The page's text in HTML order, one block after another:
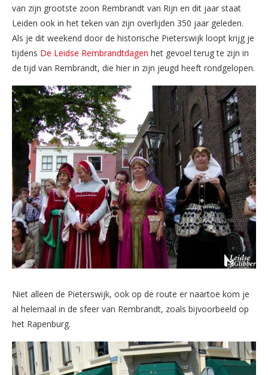
van zijn grootste zoon Rembrandt van Rijn en dit jaar staat
Leiden ook in het teken van zijn overlijden 350 jaar geleden.
Als je dit weekend door de historische Pieterswijk loopt krijg je
tijdens De Leidse Rembrandtdagen het gevoel terug te zijn in
de tijd van Rembrandt, die hier in zijn jeugd heeft rondgelopen.
Niet alleen de Pieterswijk, ook op de route er naartoe kom je
al helemaal in de sfeer van Rembrandt, zoals bijvoorbeeld op
het Rapenburg.